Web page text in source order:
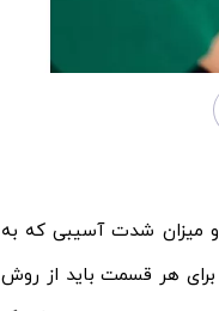
و میزان شدت آسیبی که به
برای هر قسمت باید از روش